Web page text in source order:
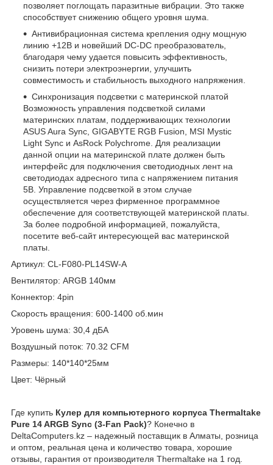
позволяет поглощать паразитные вибрации. Это также
способствует снижению общего уровня шума.
Антивибрационная система крепления одну мощную
линию +12В и новейший DC-DC преобразователь,
благодаря чему удается повысить эффективность,
снизить потери электроэнергии, улучшить
совместимость и стабильность выходного напряжения.
Синхронизация подсветки с материнской платой
Возможность управления подсветкой силами
материнских платам, поддерживающих технологии
ASUS Aura Sync, GIGABYTE RGB Fusion, MSI Mystic
Light Sync и AsRock Polychrome. Для реализации
данной опции на материнской плате должен быть
интерфейс для подключения светодиодных лент на
светодиодах адресного типа с напряжением питания
5В. Управление подсветкой в этом случае
осуществляется через фирменное программное
обеспечение для соответствующей материнской платы.
За более подробной информацией, пожалуйста,
посетите веб-сайт интересующей вас материнской
платы.
Артикул: CL-F080-PL14SW-A
Вентилятор: ARGB 140мм
Коннектор: 4pin
Скорость вращения: 600-1400 об.мин
Уровень шума: 30,4 дБА
Воздушный поток: 70.32 CFM
Размеры: 140*140*25мм
Цвет: Чёрный
Где купить Кулер для компьютерного корпуса Thermaltake
Pure 14 ARGB Sync (3-Fan Pack)? Конечно в
DeltaComputers.kz – надежный поставщик в Алматы, розница
и оптом, реальная цена и количество товара, хорошие
отзывы, гарантия от производителя Thermaltake на 1 год.